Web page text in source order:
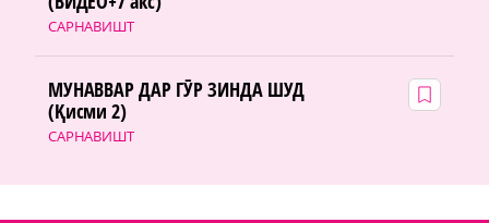
САРНАВИШТ
САРНАВИШТ
МУНАВВАР ДАР ГӮР ЗИНДА ШУД
(Қисми 2)